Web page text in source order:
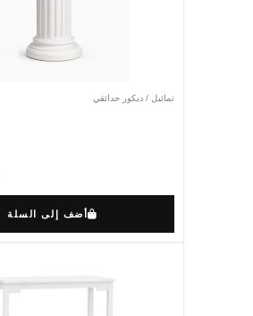
تماثيل / ديكور حدائقي
أضف إلى السلة